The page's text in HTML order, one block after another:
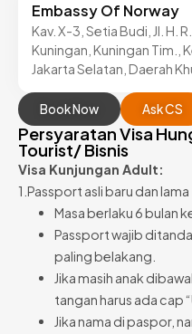
Embassy Of Norway
Kav. X-3, Setia Budi, Jl. H.
Kuningan, Kuningan Tim.,
Jakarta Selatan, Daerah
Book Now Ask CS
Persyaratan Visa
Tourist/ Bisnis
Visa Kunjungan Adult:
1.Passport asli baru dan lama
Masa berlaku 6 bulan
Passport wajib
paling belakang.
Jika masih anak
tangan harus ada cap
Jika nama di paspor,